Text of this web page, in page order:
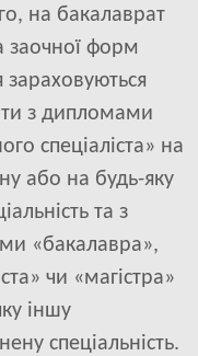
на бакалаврат
заочної форм
зараховуються
з дипломами
спеціаліста» на
або на будь-яку
та з
«бакалавра»,
чи «магістра»
іншу
спеціальність.